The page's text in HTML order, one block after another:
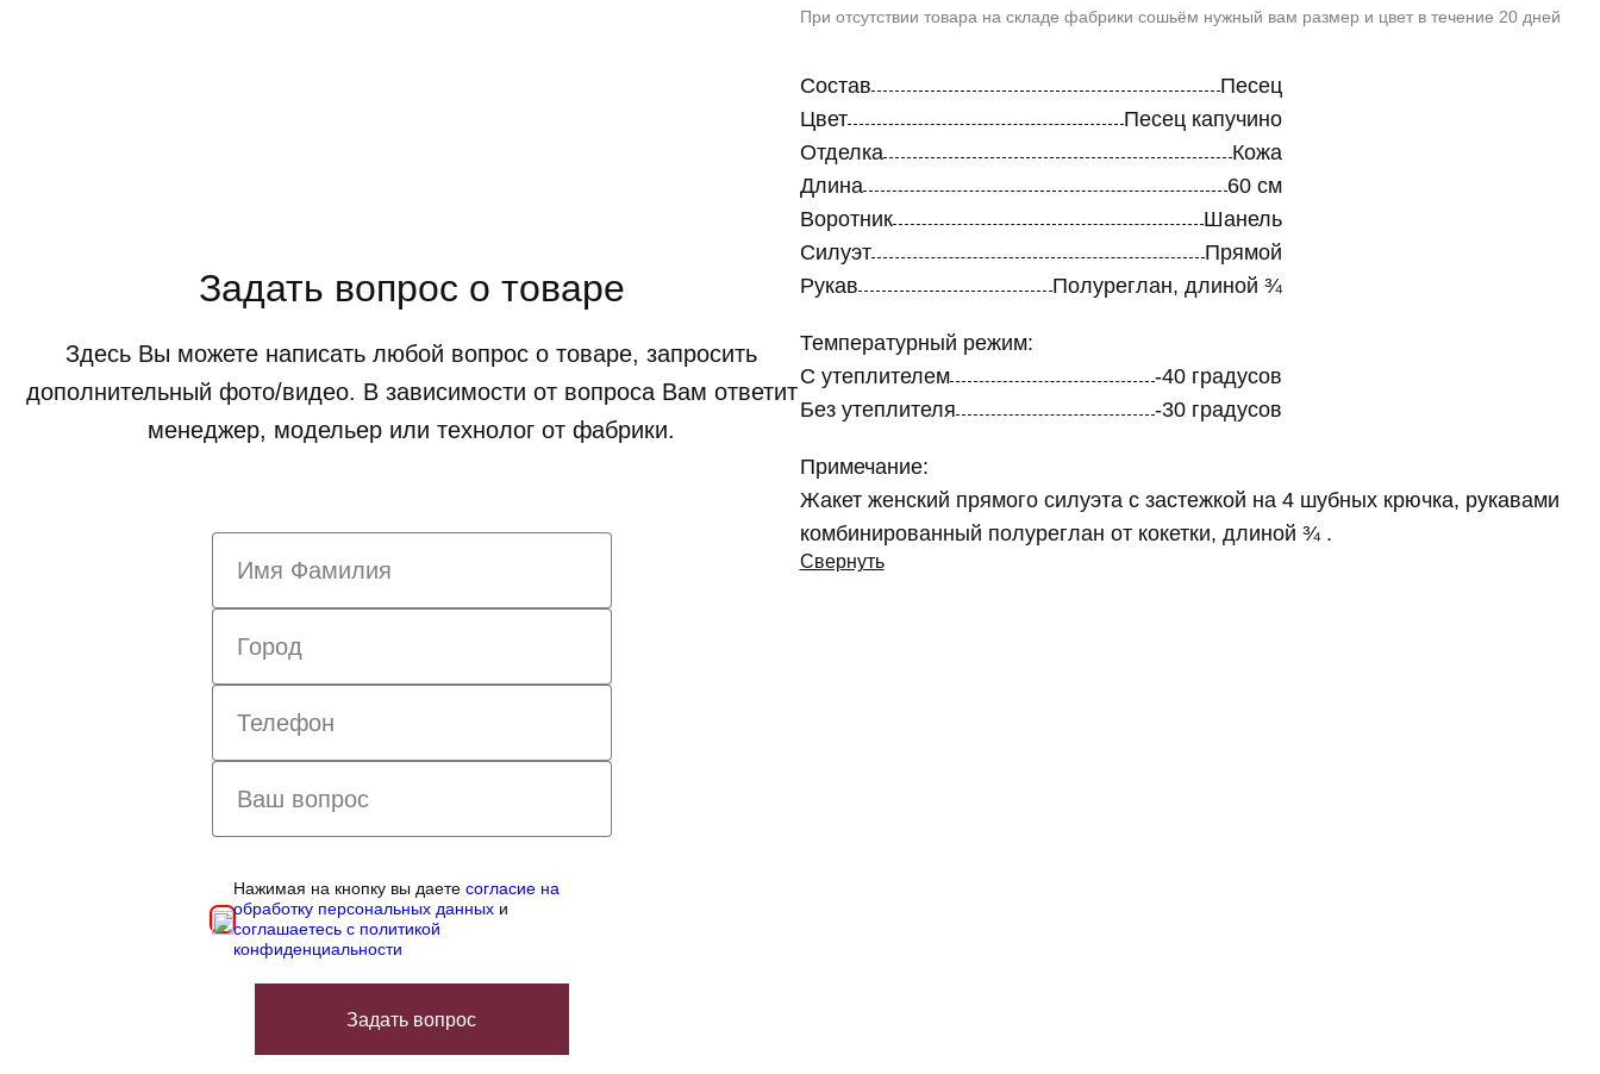
Задать вопрос о товаре
Здесь Вы можете написать любой вопрос о товаре, запросить
дополнительный фото/видео. В зависимости от вопроса Вам ответит
менеджер, модельер или технолог от фабрики.
Нажимая на кнопку вы даетесогласие на
обработку персональных данных и
соглашаетесь с политикой
конфиденциальности
Задать вопрос
При отсутствии товара на складе фабрики сошьём нужный вам размер и цвет в течение 20 дней
Состав
Песец
Цвет
Песец капучино
Отделка
Кожа
Длина
60 см
Воротник
Шанель
Силуэт
Прямой
Рукав
Полуреглан, длиной ¾
Температурный режим:
С утеплителем
-40 градусов
Без утеплителя
-30 градусов
Примечание:
Жакет женский прямого силуэта с застежкой на 4 шубных крючка, рукавами
комбинированный полуреглан от кокетки, длиной ¾ .
Свернуть